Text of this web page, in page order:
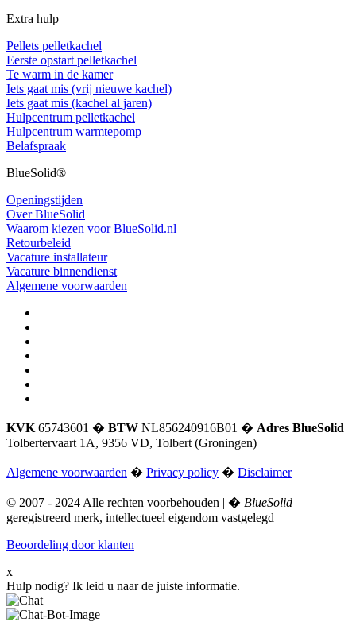
Extra hulp
Pellets pelletkachel
Eerste opstart pelletkachel
Te warm in de kamer
Iets gaat mis (vrij nieuwe kachel)
Iets gaat mis (kachel al jaren)
Hulpcentrum pelletkachel
Hulpcentrum warmtepomp
Belafspraak
BlueSolid®
Openingstijden
Over BlueSolid
Waarom kiezen voor BlueSolid.nl
Retourbeleid
Vacature installateur
Vacature binnendienst
Algemene voorwaarden
KVK 65743601 � BTW NL856240916B01 � Adres BlueSolid
Tolbertervaart 1A, 9356 VD, Tolbert (Groningen)
Algemene voorwaarden � Privacy policy � Disclaimer
© 2007 - 2024 Alle rechten voorbehouden | � BlueSolid
geregistreerd merk, intellectueel eigendom vastgelegd
Beoordeling door klanten
x
Hulp nodig? Ik leid u naar de juiste informatie.